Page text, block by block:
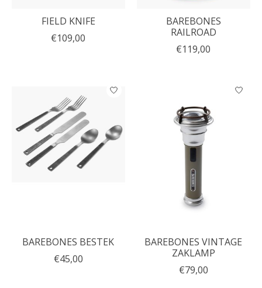
FIELD KNIFE
€109,00
BAREBONES
RAILROAD
€119,00
BAREBONES BESTEK
€45,00
BAREBONES VINTAGE
ZAKLAMP
€79,00